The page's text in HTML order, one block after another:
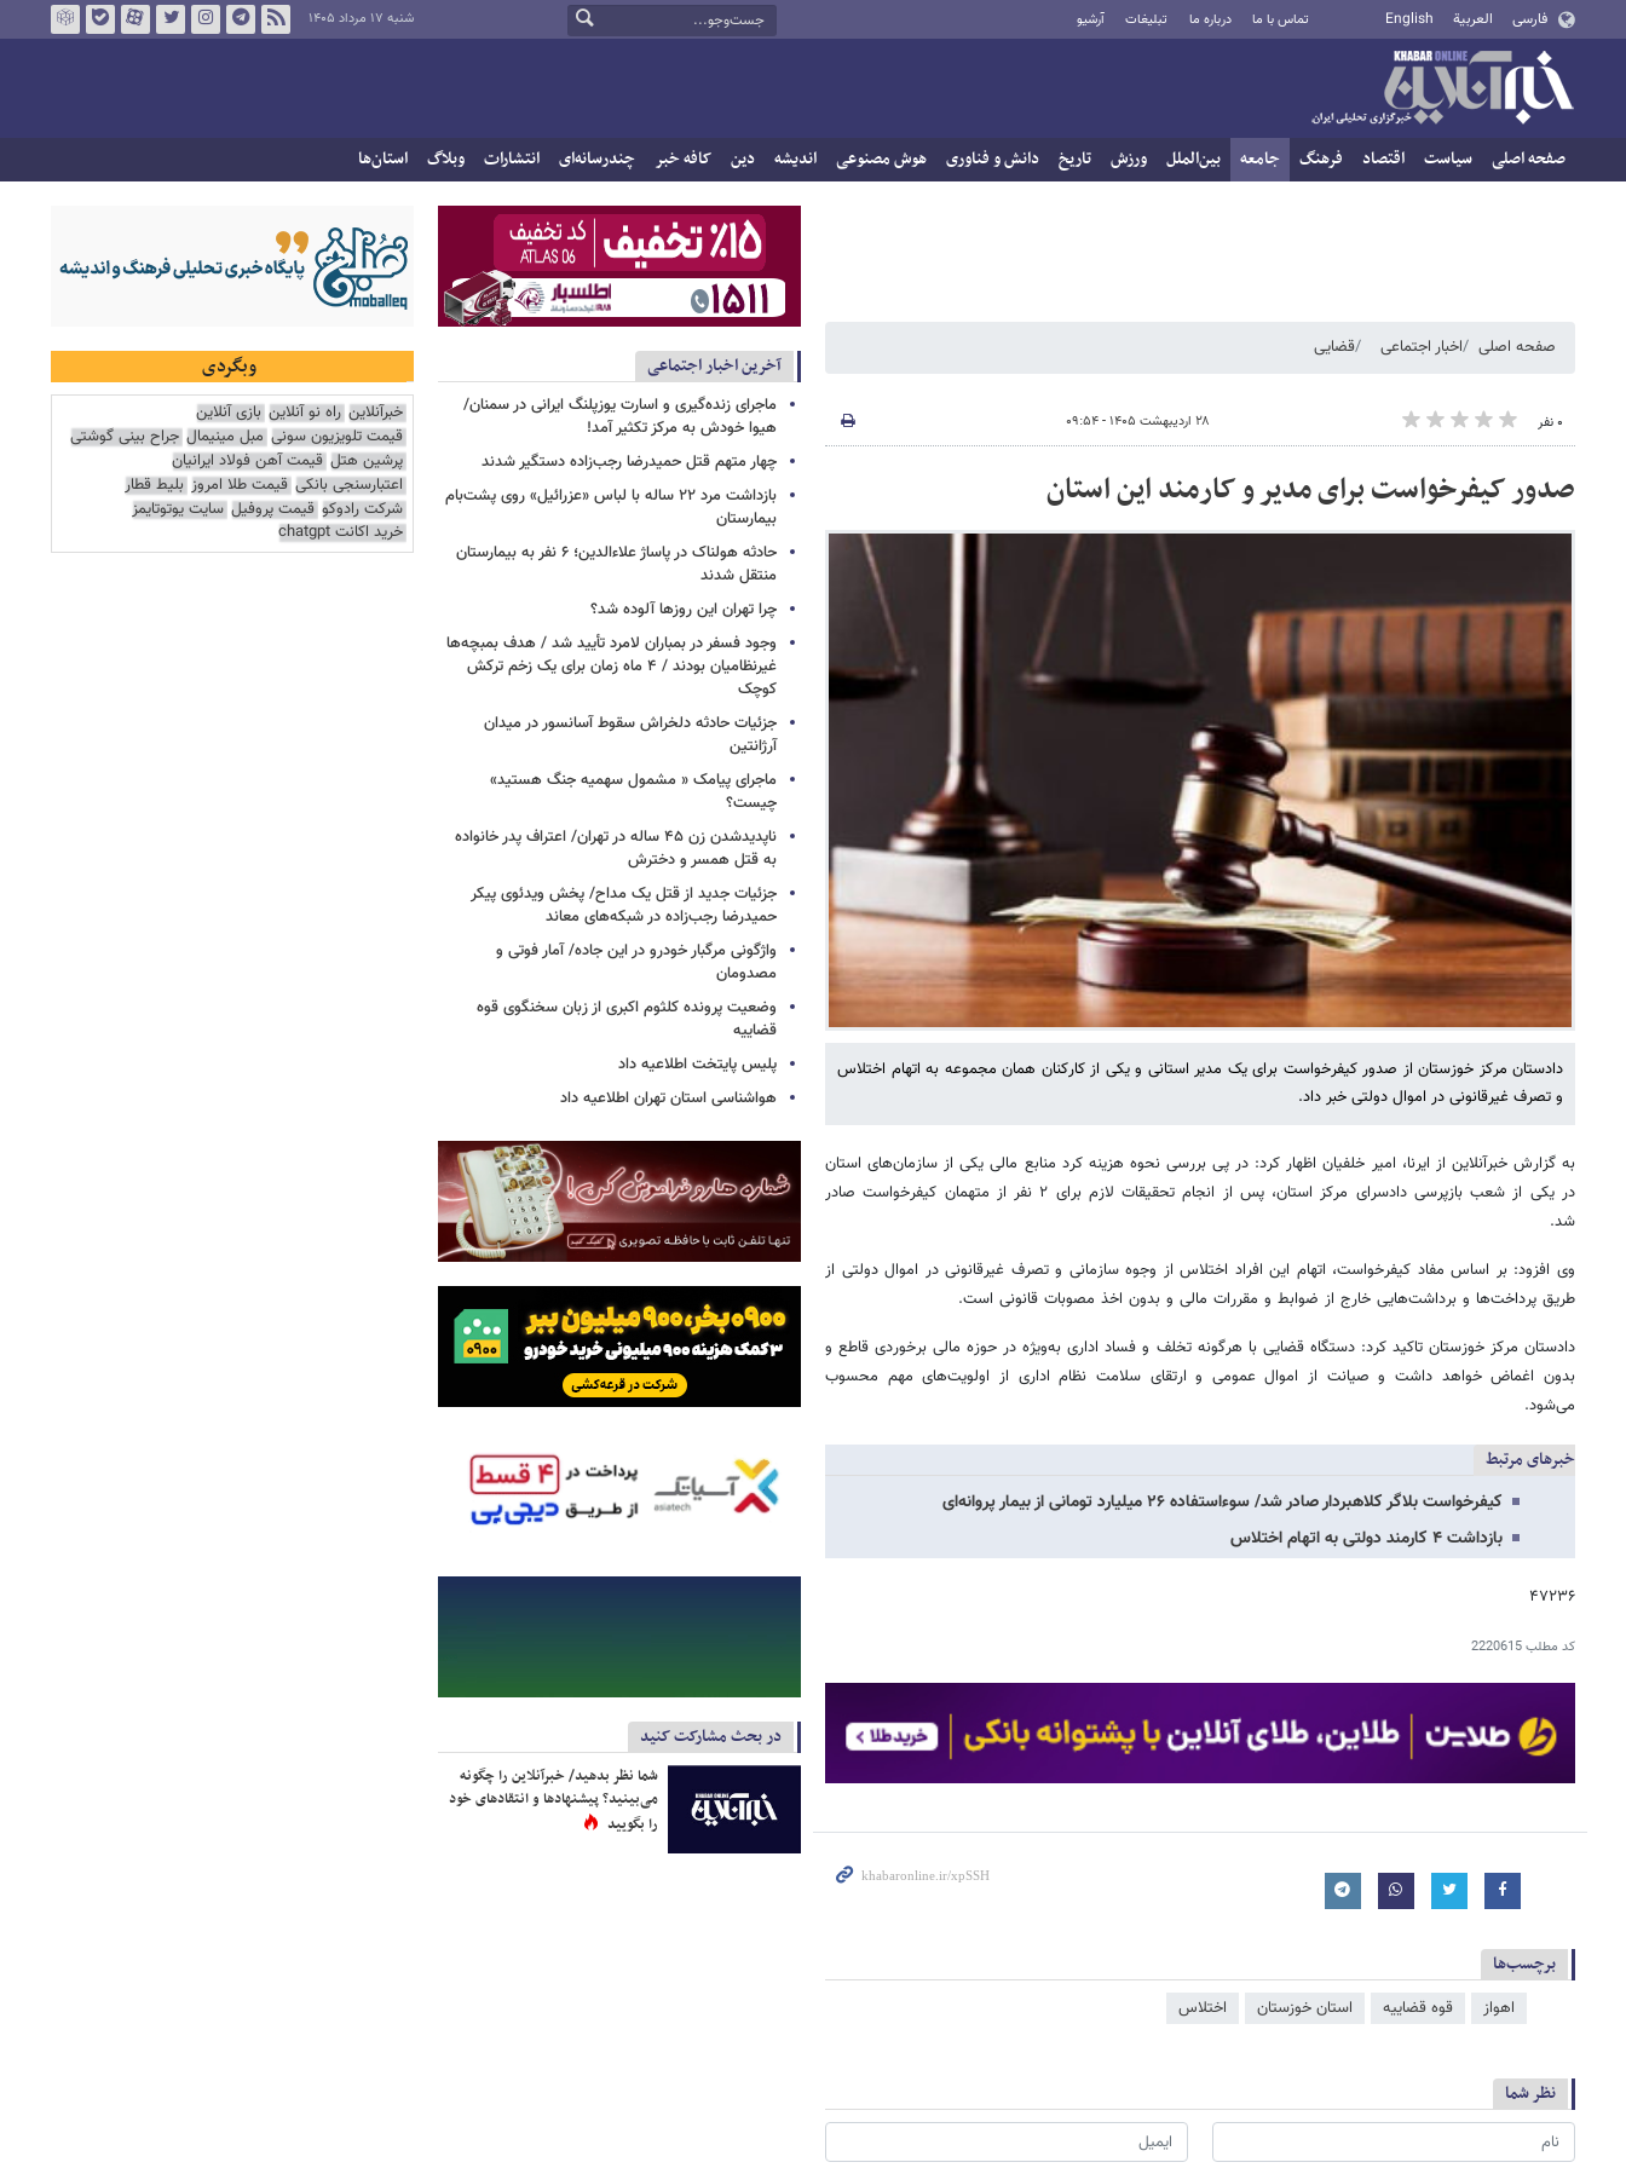
فارسی العربية English تماس با ما درباره ما تبلیغات آرشیو شنبه ۱۷ مرداد ۱۴۰۵
صفحه اصلی سیاست اقتصاد فرهنگ جامعه بین‌الملل ورزش تاریخ دانش و فناوری هوش مصنوعی اندیشه دین کافه خبر چندرسانه‌ای انتشارات وبلاگ استان‌ها
صفحه اصلی اخبار اجتماعی قضایی
۰ نفر ۲۸ اردیبهشت ۱۴۰۵ - ۰۹:۵۴
صدور کیفرخواست برای مدیر و کارمند این استان
دادستان مرکز خوزستان از صدور کیفرخواست برای یک مدیر استانی و یکی از کارکنان همان مجموعه به اتهام اختلاس
و تصرف غیرقانونی در اموال دولتی خبر داد.
به گزارش خبرآنلاین از ایرنا، امیر خلفیان اظهار کرد: در پی بررسی نحوه هزینه‌ کرد منابع مالی یکی از سازمان‌های استان
در یکی از شعب بازپرسی دادسرای مرکز استان، پس از انجام تحقیقات لازم برای ۲ نفر از متهمان کیفرخواست صادر
شد.
وی افزود: بر اساس مفاد کیفرخواست، اتهام این افراد اختلاس از وجوه سازمانی و تصرف غیرقانونی در اموال دولتی از
طریق پرداخت‌ها و برداشت‌هایی خارج از ضوابط و مقررات مالی و بدون اخذ مصوبات قانونی است.
دادستان مرکز خوزستان تاکید کرد: دستگاه قضایی با هرگونه تخلف و فساد اداری به‌ویژه در حوزه مالی برخوردی قاطع و
بدون اغماض خواهد داشت و صیانت از اموال عمومی و ارتقای سلامت نظام اداری از اولویت‌های مهم محسوب
می‌شود.
خبرهای مرتبط
کیفرخواست بلاگر کلاهبردار صادر شد/ سوءاستفاده ۲۶ میلیارد تومانی از بیمار پروانه‌ای
بازداشت ۴ کارمند دولتی به اتهام اختلاس
۴۷۲۳۶
کد مطلب2220615
برچسب‌ها
اهواز قوه قضاییه استان خوزستان اختلاس
نظر شما
آخرین اخبار اجتماعی
ماجرای زنده‌گیری و اسارت یوزپلنگ ایرانی در سمنان/
هیوا خودش به مرکز تکثیر آمد!
چهار متهم قتل حمیدرضا رجب‌زاده دستگیر شدند
بازداشت مرد ۲۲ ساله با لباس «عزرائیل» روی پشت‌بام
بیمارستان
حادثه هولناک در پاساژ علاءالدین؛ ۶ نفر به بیمارستان
منتقل شدند
چرا تهران این روزها آلوده شد؟
وجود فسفر در بمباران لامرد تأیید شد / هدف بمبچه‌ها
غیرنظامیان بودند / ۴ ماه زمان برای یک زخم ترکش
کوچک
جزئیات حادثه دلخراش سقوط آسانسور در میدان
آرژانتین
ماجرای پیامک « مشمول سهمیه جنگ هستید»
چیست؟
ناپدیدشدن زن ۴۵ ساله در تهران/ اعتراف پدر خانواده
به قتل همسر و دخترش
جزئیات جدید از قتل یک مداح/ پخش ویدئوی پیکر
حمیدرضا رجب‌زاده در شبکه‌های معاند
واژگونی مرگبار خودرو در این جاده/ آمار فوتی و
مصدومان
وضعیت پرونده کلثوم اکبری از زبان سخنگوی قوه
قضاییه
پلیس پایتخت اطلاعیه داد
هواشناسی استان تهران اطلاعیه داد
در بحث مشارکت کنید
شما نظر بدهید/ خبرآنلاین را چگونه
می‌بینید؟ پیشنهادها و انتقادهای خود
را بگویید
وبگردی
خبرآنلاین راه نو آنلاین بازی آنلاین
قیمت تلویزیون سونی مبل مینیمال جراح بینی گوشتی
پرشین هتل قیمت آهن فولاد ایرانیان
اعتبارسنجی بانکی قیمت طلا امروز بلیط قطار
شرکت رادوکو قیمت پروفیل سایت یوتوتایمز
خرید اکانت chatgpt